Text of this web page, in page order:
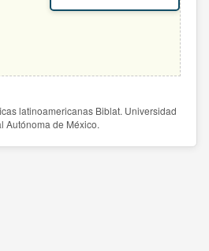
latinoamericanas Biblat. Universidad
Autónoma de México.